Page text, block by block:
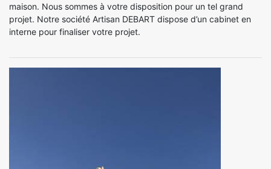
maison. Nous sommes à votre disposition pour un tel grand
projet. Notre société Artisan DEBART dispose d’un cabinet en
interne pour finaliser votre projet.